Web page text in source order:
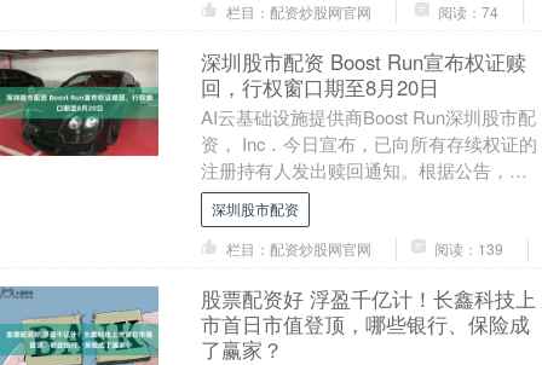
栏目：配资炒股网官网
阅读：74
深圳股市配资 Boost Run宣布权证赎
回，行权窗口期至8月20日
AI云基础设施提供商Boost Run深圳股市配
资， Inc．今日宣布，已向所有存续权证的
注册持有人发出赎回通知。根据公告，公
司将于纽约时间2026年8月20日....
深圳股市配资
栏目：配资炒股网官网
阅读：139
股票配资好 浮盈千亿计！长鑫科技上
市首日市值登顶，哪些银行、保险成
了赢家？